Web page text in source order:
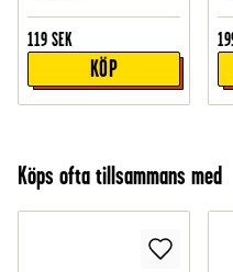
119 SEK
KÖP
Köps ofta tillsammans med